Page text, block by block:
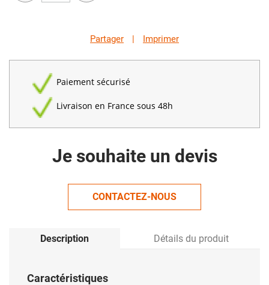
Partager | Imprimer
Paiement sécurisé
Livraison en France sous 48h
Je souhaite un devis
CONTACTEZ-NOUS
Description Détails du produit
Caractéristiques